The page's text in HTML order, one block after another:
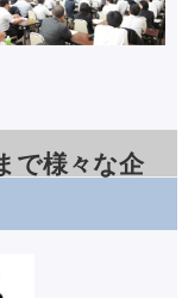
で様々な企